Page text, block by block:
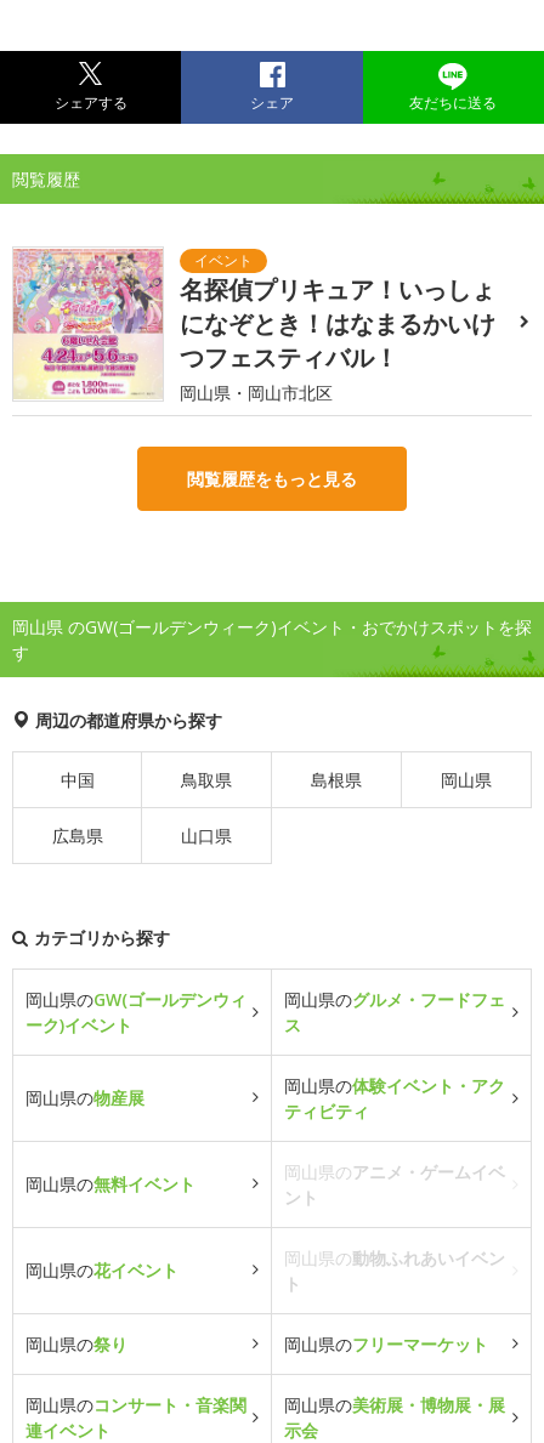
シェアする シェア 友だちに送る
閲覧履歴
名探偵プリキュア！いっしょ
になぞとき！はなまるかいけ
つフェスティバル！
岡山県・岡山市北区
閲覧履歴をもっと見る
岡山県 のGW(ゴールデンウィーク)イベント・おでかけスポットを探
す
周辺の都道府県から探す
中国 鳥取県 島根県 岡山県
広島県 山口県
カテゴリから探す
岡山県のGW(ゴールデンウィ
ーク)イベント
岡山県のグルメ・フードフェ
ス
岡山県の物産展
岡山県の体験イベント・アク
ティビティ
岡山県の無料イベント
岡山県のアニメ・ゲームイベ
ント
岡山県の花イベント
岡山県の動物ふれあいイベン
ト
岡山県の祭り 岡山県のフリーマーケット
岡山県のコンサート・音楽関
連イベント
岡山県の美術展・博物展・展
示会